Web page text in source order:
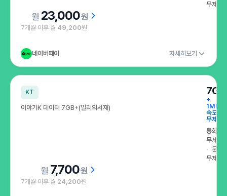
무제한
23,000원
7개월 이후 월 49,200원
네이버페이 자세히보기
KT
이야기K 데이터 7GB+(밀리의서재)
7GB
+
1Mbps
속도
무제한
통화
무제한
문자
무제한
7,700원
7개월 이후 월 24,200원